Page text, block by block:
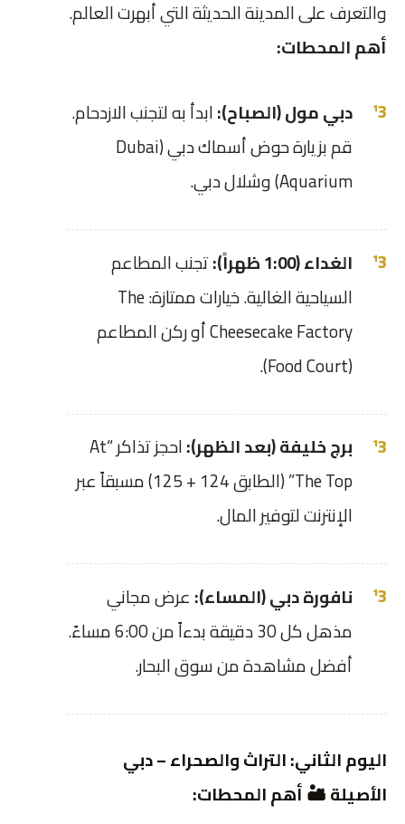
والتعرف على المدينة الحديثة التي أبهرت العالم.
أهم المحطات:
دبي مول (الصباح):ابدأ به لتجنب الازدحام.
قم بزيارة حوض أسماك دبي (Dubai
Aquarium) وشلال دبي.
الغداء (1:00 ظهراً):
تجنب المطاعم
السياحية الغالية. خيارات ممتازة: The
Cheesecake Factory أو ركن المطاعم
(Food Court).
برج خليفة (بعد الظهر):
احجز تذاكر “At
The Top” (الطابق 124 + 125) مسبقاً عبر
الإنترنت لتوفير المال.
نافورة دبي (المساء):عرض مجاني
مذهل كل 30 دقيقة بدءاً من 6:00 مساءً.
أفضل مشاهدة من سوق البحار.
اليوم الثاني: التراث والصحراء – دبي
الأصيلة 🏜️ أهم المحطات: